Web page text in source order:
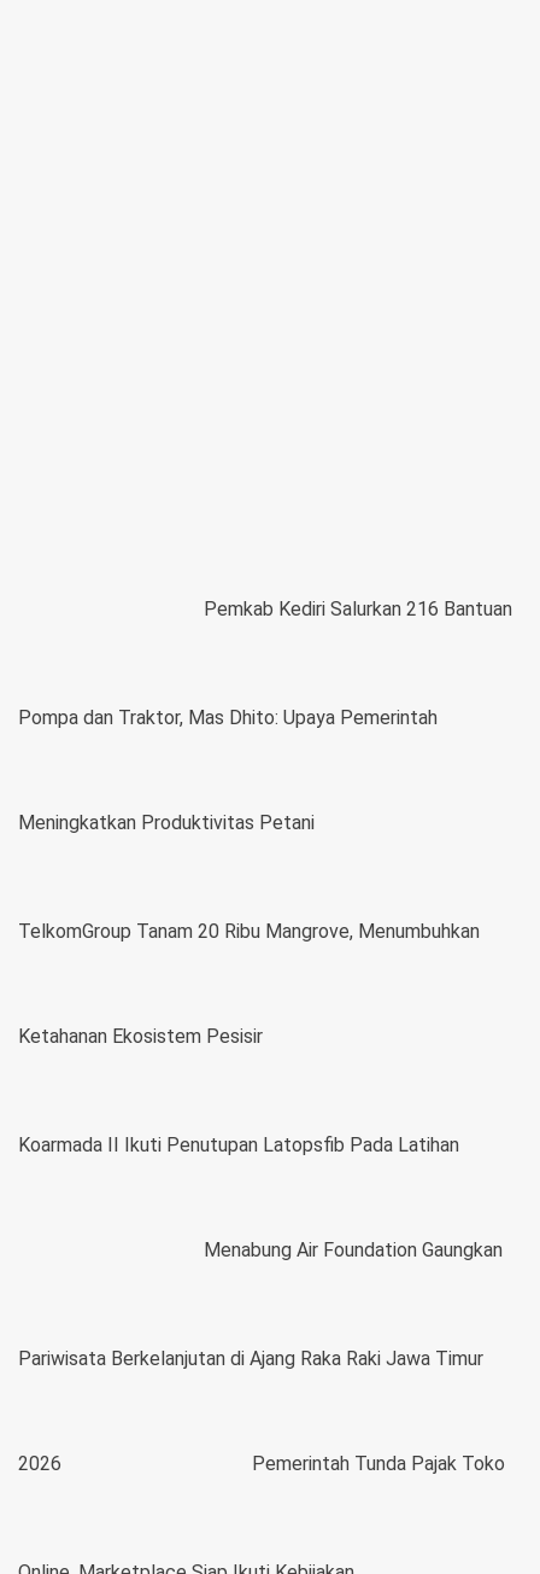
Pemkab Kediri Salurkan 216 Bantuan
Pompa dan Traktor, Mas Dhito: Upaya Pemerintah
Meningkatkan Produktivitas Petani
TelkomGroup Tanam 20 Ribu Mangrove, Menumbuhkan
Ketahanan Ekosistem Pesisir
Koarmada II Ikuti Penutupan Latopsfib Pada Latihan
Menabung Air Foundation Gaungkan
Pariwisata Berkelanjutan di Ajang Raka Raki Jawa Timur
2026 Pemerintah Tunda Pajak Toko